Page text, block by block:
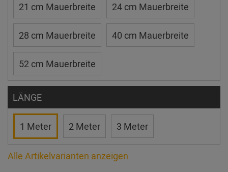
21 cm Mauerbreite 24 cm Mauerbreite
28 cm Mauerbreite 40 cm Mauerbreite
52 cm Mauerbreite
LÄNGE
1 Meter 2 Meter 3 Meter
Alle Artikelvarianten anzeigen